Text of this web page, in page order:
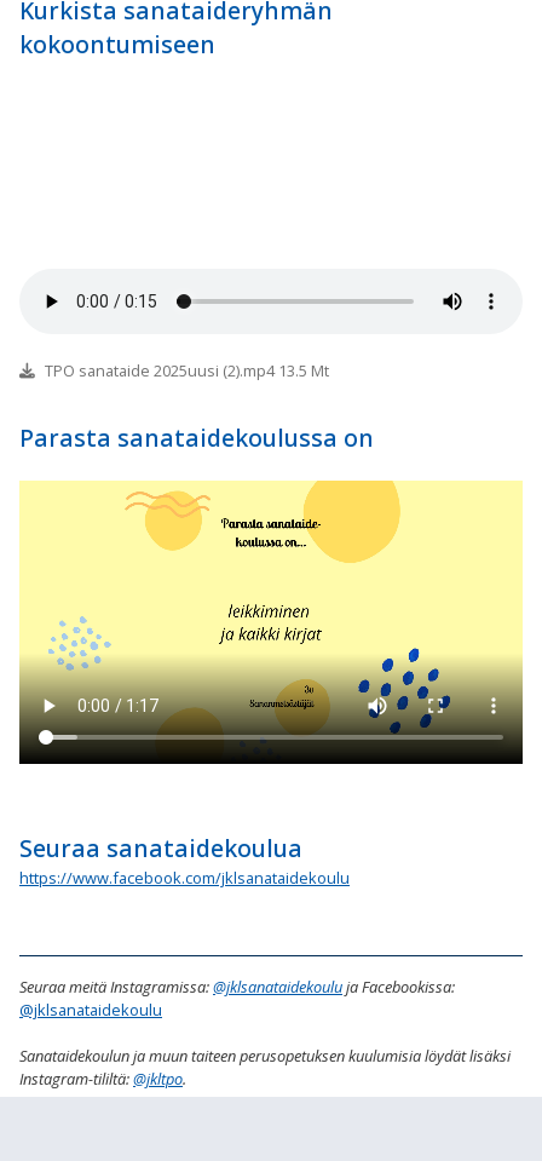
Kurkista sanataideryhmän
kokoontumiseen
TPO sanataide 2025uusi (2).mp4 13.5 Mt
Parasta sanataidekoulussa on
Seuraa sanataidekoulua
https://www.facebook.com/jklsanataidekoulu
Seuraa meitä Instagramissa:@jklsanataidekouluja Facebookissa:
@jklsanataidekoulu
Sanataidekoulun ja muun taiteen perusopetuksen kuulumisia löydät lisäksi
Instagram-tililtä:@jkltpo.